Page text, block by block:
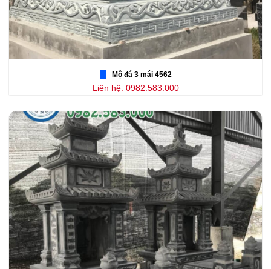
Mộ đá 3 mái 4562
Liên hệ: 0982.583.000